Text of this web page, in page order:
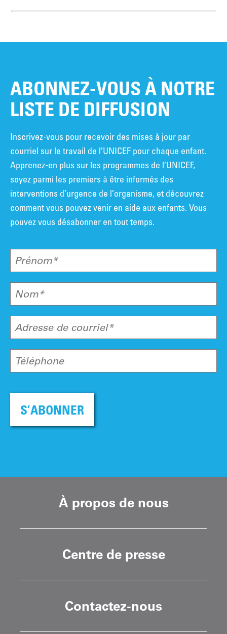
ABONNEZ-VOUS À NOTRE
LISTE DE DIFFUSION
Inscrivez-vous pour recevoir des mises à jour par
courriel sur le travail de l’UNICEF pour chaque enfant.
Apprenez-en plus sur les programmes de l’UNICEF,
soyez parmi les premiers à être informés des
interventions d’urgence de l’organisme, et découvrez
comment vous pouvez venir en aide aux enfants. Vous
pouvez vous désabonner en tout temps.
Prénom*
Nom*
Adresse de courriel*
Téléphone
S’ABONNER
À propos de nous
Centre de presse
Contactez-nous